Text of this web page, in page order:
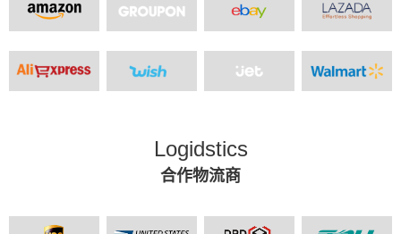
Logidstics
合作物流商